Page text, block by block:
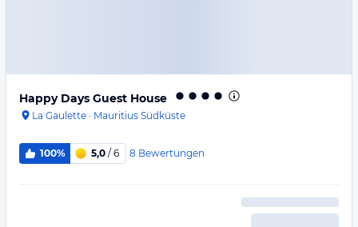
Happy Days Guest House
La Gaulette · Mauritius Südküste
100% 5,0 / 6 8 Bewertungen